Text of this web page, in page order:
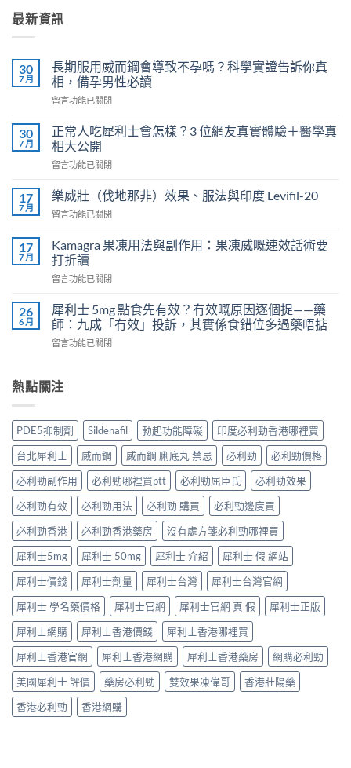
最新資訊
30
7 月
長期服用威而鋼會導致不孕嗎？科學實證告訴你真
相，備孕男性必讀
在
期
服
用
威
鋼
導
不
孕
嗎？
實
證
告
真
相，
孕
男
性
必
讀〉
中
留言功能已關閉
30
7 月
正常人吃犀利士會怎樣？3 位網友真實體驗＋醫學真
相大公開
在
常
人
吃
利
士
怎
3
位
網
實
體
醫
學
真
相
大
公
開〉
中
留言功能已關閉
17
7 月
樂威壯（伐地那非）效果、服法與印度 Levifil-20
在
威
壯
（伐
地
非）
效
果、
服
印
20〉
中
留言功能已關閉
17
7 月
Kamagra 果凍用法與副作用：果凍威嘅速效話術要
打折讀
在
果
凍
用
法
作
凍
威
嘅
速
效
話
術
要
打
折
讀〉
中
留言功能已關閉
26
6 月
犀利士 5mg 點食先有效？冇效嘅原因逐個捉——藥
師：九成「冇效」投訴，其實係食錯位多過藥唔掂
在
士
5mg
食
先
有
效？
冇
效
嘅
原
因
逐
個
捉
——
藥
師：
九
成
「冇
效」
投
訴，
其
實
留言功能已關閉
熱點關注
PDE5抑制劑 Sildenafil 勃起功能障礙
印度必利勁香港哪裡買
台北犀利士
威而鋼 威而鋼 脷底丸 禁忌 必利勁
必利勁價格
必利勁副作用
必利勁哪裡買ptt 必利勁屈臣氏
必利勁效果
必利勁有效
必利勁用法 必利勁 購買
必利勁邊度買
必利勁香港
必利勁香港藥房
沒有處方箋必利勁哪裡買
犀利士5mg
犀利士 50mg 犀利士 介紹
犀利士 假 網站
犀利士價錢
犀利士劑量 犀利士台灣
犀利士台灣官網
犀利士 學名藥價格
犀利士官網 犀利士官網 真 假
犀利士正版
犀利士網購
犀利士香港價錢
犀利士香港哪裡買
犀利士香港官網
犀利士香港網購 犀利士香港藥房
網購必利勁
美國犀利士 評價
藥房必利勁 雙效果凍偉哥
香港壯陽藥
香港必利勁
香港網購